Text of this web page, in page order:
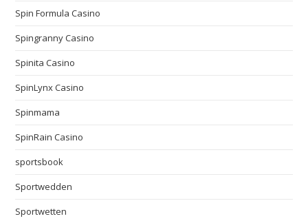
Spin Formula Casino
Spingranny Casino
Spinita Casino
SpinLynx Casino
Spinmama
SpinRain Casino
sportsbook
Sportwedden
Sportwetten